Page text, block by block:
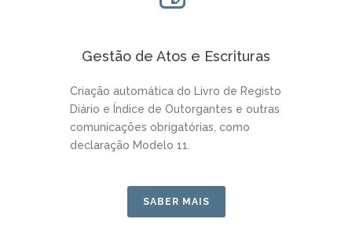
Gestão de Atos e Escrituras
Criação automática do Livro de Registo
Diário e Índice de Outorgantes e outras
comunicações obrigatórias, como
declaração Modelo 11.
SABER MAIS